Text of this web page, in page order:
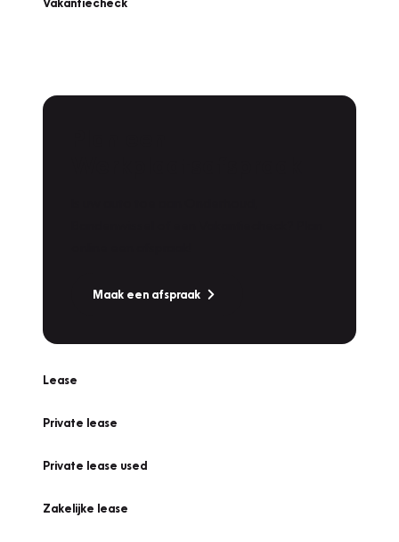
Maak een afspraak
Lease
Private lease
Private lease used
Zakelijke lease